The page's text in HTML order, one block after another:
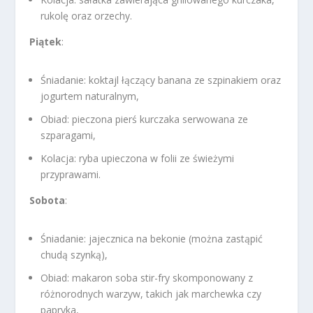
rukolę oraz orzechy.
Piątek:
Śniadanie: koktajl łączący banana ze szpinakiem oraz
jogurtem naturalnym,
Obiad: pieczona pierś kurczaka serwowana ze
szparagami,
Kolacja: ryba upieczona w folii ze świeżymi
przyprawami.
Sobota:
Śniadanie: jajecznica na bekonie (można zastąpić
chudą szynką),
Obiad: makaron soba stir-fry skomponowany z
różnorodnych warzyw, takich jak marchewka czy
papryka,